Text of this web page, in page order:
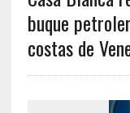
buque
costas de